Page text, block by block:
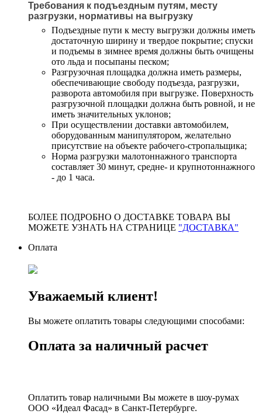
Требования к подъездным путям, месту
разгрузки, нормативы на выгрузку
Подъездные пути к месту выгрузки должны иметь
достаточную ширину и твердое покрытие; спуски
и подъемы в зимнее время должны быть очищены
ото льда и посыпаны песком;
Разгрузочная площадка должна иметь размеры,
обеспечивающие свободу подъезда, разгрузки,
разворота автомобиля при выгрузке. Поверхность
разгрузочной площадки должна быть ровной, и не
иметь значительных уклонов;
При осуществлении доставки автомобилем,
оборудованным манипулятором, желательно
присутствие на объекте рабочего-стропальщика;
Норма разгрузки малотоннажного транспорта
составляет 30 минут, средне- и крупнотоннажного
- до 1 часа.
БОЛЕЕ ПОДРОБНО О ДОСТАВКЕ ТОВАРА ВЫ
МОЖЕТЕ УЗНАТЬ НА СТРАНИЦЕ "ДОСТАВКА"
Оплата
Уважаемый клиент!
Вы можете оплатить товары следующими способами:
Оплата за наличный расчет
Оплатить товар наличными Вы можете в шоу-румах
ООО «Идеал Фасад» в Санкт-Петербурге.